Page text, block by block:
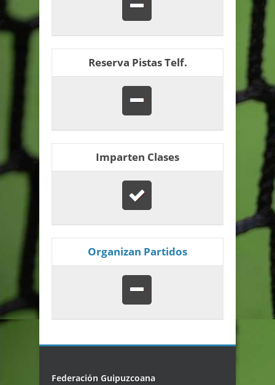
Reserva Pistas Telf.
Imparten Clases
Organizan Partidos
Federación Guipuzcoana